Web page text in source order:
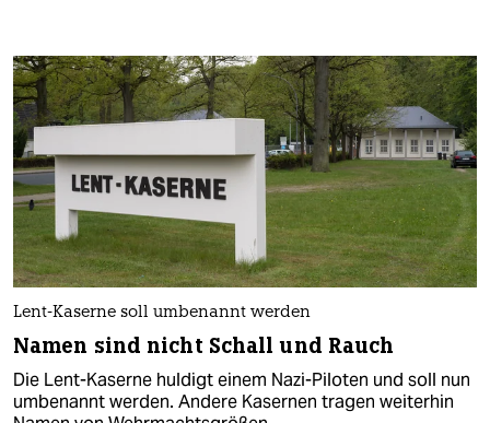
Lent-Kaserne soll umbenannt werden
Namen sind nicht Schall und Rauch
Die Lent-Kaserne huldigt einem Nazi-Piloten und soll nun
umbenannt werden. Andere Kasernen tragen weiterhin